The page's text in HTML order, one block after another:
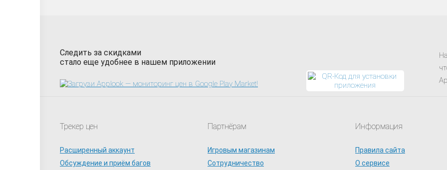
Следить за скидками
стало еще удобнее в нашем приложении
Трекер цен
Расширенный аккаунт
Обсуждение и приём багов
Партнёрам
Игровым магазинам
Сотрудничество
Информация
Правила сайта
О сервисе